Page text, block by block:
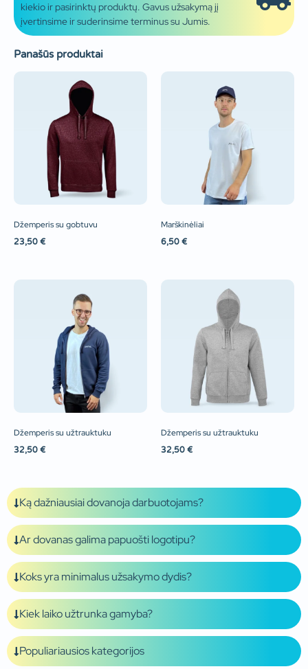
kiekio ir pasirinktų produktų. Gavus užsakymą jį
įvertinsime ir suderinsime terminus su Jumis.
Panašūs produktai
Džemperis su gobtuvu
23,50 €
Marškinėliai
6,50 €
Džemperis su užtrauktuku
32,50 €
Džemperis su užtrauktuku
32,50 €
Ką dažniausiai dovanoja darbuotojams?
Ar dovanas galima papuošti logotipu?
Koks yra minimalus užsakymo dydis?
Kiek laiko užtrunka gamyba?
Populiariausios kategorijos